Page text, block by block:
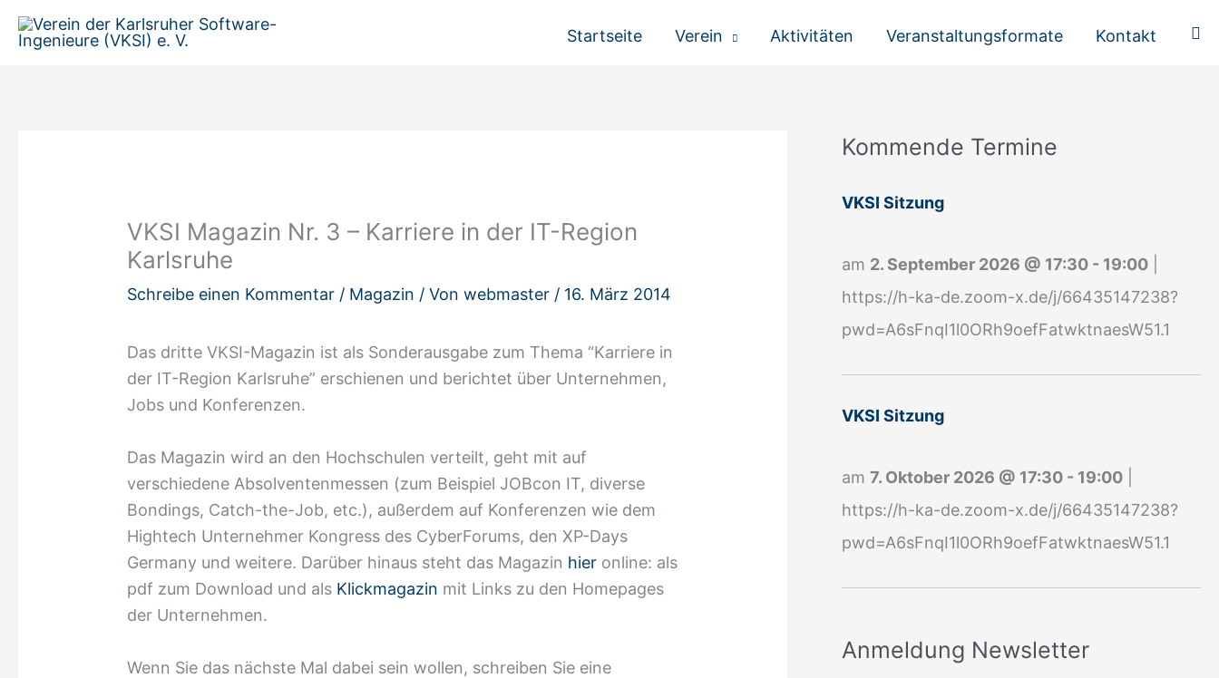
Zum
Inhalt
Startseite Verein Aktivitäten Veranstaltungsformate Kontakt
VKSI Magazin Nr. 3 – Karriere in der IT-Region
Karlsruhe
Schreibe einen Kommentar / Magazin / Vonwebmaster / 16. März 2014
Das dritte VKSI-Magazin ist als Sonderausgabe zum Thema “Karriere in
der IT-Region Karlsruhe” erschienen und berichtet über Unternehmen,
Jobs und Konferenzen.
Das Magazin wird an den Hochschulen verteilt, geht mit auf
verschiedene Absolventenmessen (zum Beispiel JOBcon IT, diverse
Bondings, Catch-the-Job, etc.), außerdem auf Konferenzen wie dem
Hightech Unternehmer Kongress des CyberForums, den XP-Days
Germany und weitere. Darüber hinaus steht das Magazin hier online: als
pdf zum Download und als Klickmagazin mit Links zu den Homepages
der Unternehmen.
Wenn Sie das nächste Mal dabei sein wollen, schreiben Sie eine
Kommende Termine
VKSI Sitzung
am 2. September 2026 @ 17:30- 19:00|
https://h-ka-de.zoom-x.de/j/66435147238?
pwd=A6sFnqI1l0ORh9oefFatwktnaesW51.1
VKSI Sitzung
am 7. Oktober 2026 @ 17:30- 19:00|
https://h-ka-de.zoom-x.de/j/66435147238?
pwd=A6sFnqI1l0ORh9oefFatwktnaesW51.1
Anmeldung Newsletter
A
m
l
d
u
n
g
e
w
s